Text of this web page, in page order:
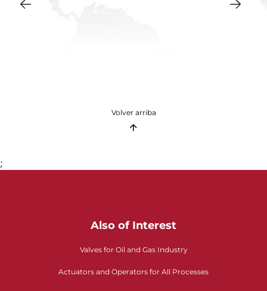
Volver arriba
;
Also of Interest
Valves for Oil and Gas Industry
Actuators and Operators for All Processes